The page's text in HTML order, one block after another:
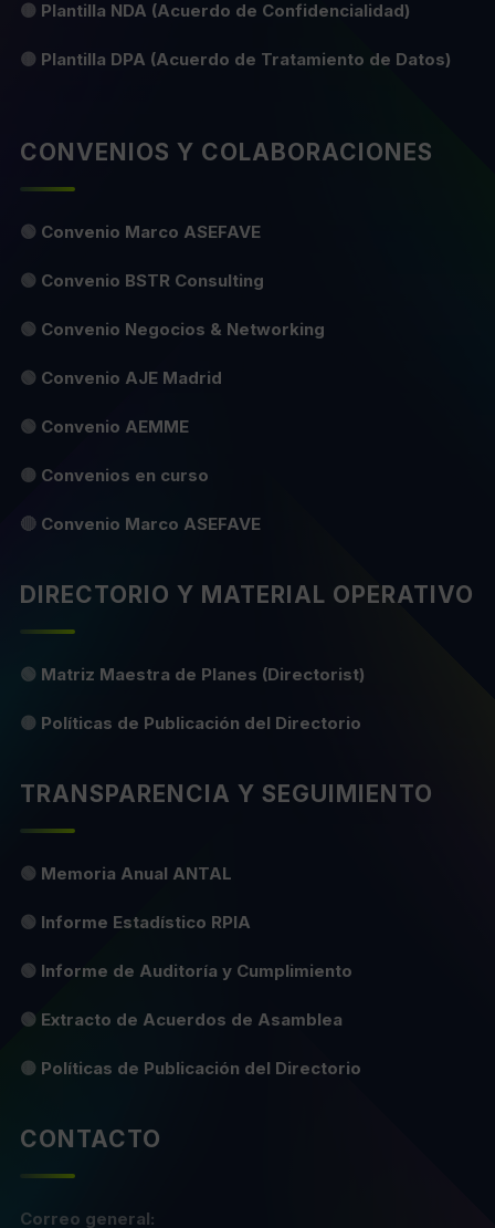
🟡 Plantilla NDA (Acuerdo de Confidencialidad)
🟡 Plantilla DPA (Acuerdo de Tratamiento de Datos)
CONVENIOS Y COLABORACIONES
🟢 Convenio Marco ASEFAVE
🟢 Convenio BSTR Consulting
🟢 Convenio Negocios & Networking
🟢 Convenio AJE Madrid
🟢 Convenio AEMME
🟡 Convenios en curso
🔴 Convenio Marco ASEFAVE
DIRECTORIO Y MATERIAL OPERATIVO
🟢 Matriz Maestra de Planes (Directorist)
🟡 Políticas de Publicación del Directorio
TRANSPARENCIA Y SEGUIMIENTO
🟢 Memoria Anual ANTAL
🟢 Informe Estadístico RPIA
🟢 Informe de Auditoría y Cumplimiento
🟢 Extracto de Acuerdos de Asamblea
🟡 Políticas de Publicación del Directorio
CONTACTO
Correo general: